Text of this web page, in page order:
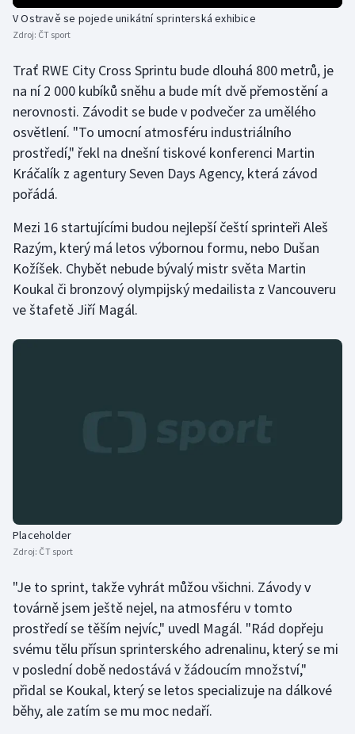
Házená
Jezdectví
Judo
Krasobruslení
Lezení
Lyže a snowboard
Moderní pětiboj
Motorsport
Olympijské hry
Rychlobruslení
Short track
Sportovní střelba
Triatlon
V Ostravě se pojede unikátní sprinterská exhibice
Zdroj: ČT sport
Trať RWE City Cross Sprintu bude dlouhá 800 metrů, je
na ní 2 000 kubíků sněhu a bude mít dvě přemostění a
nerovnosti. Závodit se bude v podvečer za umělého
osvětlení. "To umocní atmosféru industriálního
prostředí," řekl na dnešní tiskové konferenci Martin
Kráčalík z agentury Seven Days Agency, která závod
pořádá.
Mezi 16 startujícími budou nejlepší čeští sprinteři Aleš
Razým, který má letos výbornou formu, nebo Dušan
Kožíšek. Chybět nebude bývalý mistr světa Martin
Koukal či bronzový olympijský medailista z Vancouveru
ve štafetě Jiří Magál.
Placeholder
Zdroj: ČT sport
"Je to sprint, takže vyhrát můžou všichni. Závody v
továrně jsem ještě nejel, na atmosféru v tomto
prostředí se těším nejvíc," uvedl Magál. "Rád dopřeju
svému tělu přísun sprinterského adrenalinu, který se mi
v poslední době nedostává v žádoucím množství,"
přidal se Koukal, který se letos specializuje na dálkové
běhy, ale zatím se mu moc nedaří.